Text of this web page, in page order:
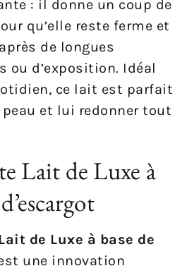
: il donne un coup de
qu’elle reste ferme et
de longues
ou d’exposition. Idéal
ce lait est parfait
et lui redonner tout
Lait de Luxe à
de Luxe à base de
une innovation